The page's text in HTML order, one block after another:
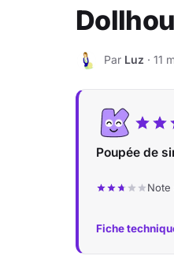
L Par Luz · 11
Poupée de
Note
Fiche